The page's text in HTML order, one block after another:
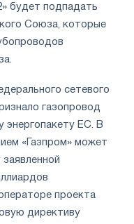
будет подпадать
Союза, которые
сетевого
газопровод
ЕС. В
«Газпром» может
проекта
директиву